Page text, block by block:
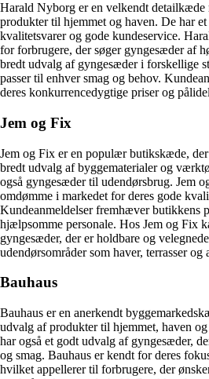
Harald Nyborg er en velkendt detailkæde
produkter til hjemmet og haven. De har
kvalitetsvarer og gode kundeservice.
for forbrugere, der søger gyngesæder af
bredt udvalg af gyngesæder i forskellige
passer til enhver smag og behov.
deres konkurrencedygtige priser og
Jem og Fix
Jem og Fix er en populær butikskæde,
bredt udvalg af byggematerialer og
også gyngesæder til udendørsbrug. Jem
omdømme i markedet for deres gode
Kundeanmeldelser fremhæver butikkens
hjælpsomme personale. Hos Jem og Fix
gyngesæder, der er holdbare og
udendørsområder som haver, terrasser og
Bauhaus
Bauhaus er en anerkendt
udvalg af produkter til hjemmet, haven
har også et godt udvalg af gyngesæder,
og smag. Bauhaus er kendt for deres
hvilket appellerer til forbrugere, der